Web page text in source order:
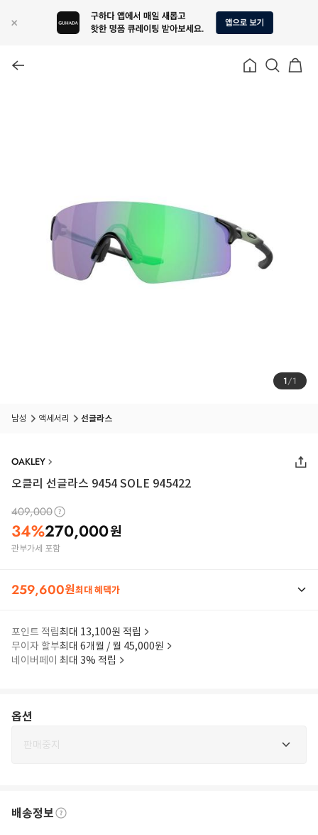
1/1
남성 액세서리 선글라스
OAKLEY
오클리 선글라스 9454 SOLE 945422
409,000
34%270,000원
관부가세 포함
259,600원최대 혜택가
포인트 적립최대 13,100원 적립
무이자 할부최대 6개월 / 월 45,000원
네이버페이 최대 3% 적립
옵션
판매중지
배송정보